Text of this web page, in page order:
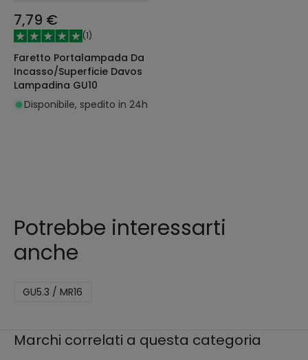
7,79 €
(1)
Faretto Portalampada Da
Incasso/Superficie Davos
Lampadina GU10
Disponibile, spedito in 24h
Potrebbe interessarti
anche
GU5.3 / MR16
Marchi correlati a questa categoria